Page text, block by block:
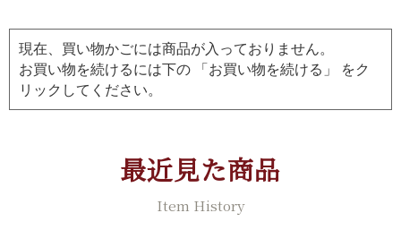
現在、買い物かごには商品が入っておりません。
お買い物を続けるには下の 「お買い物を続ける」 をク
リックしてください。
最近見た商品
Item History